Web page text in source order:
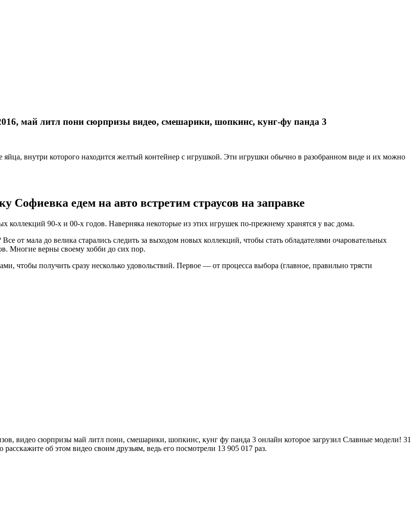
май литл пони сюрпризы видео, смешарики, шопкинс, кунг-фу панда 3
внутри которого находится желтый контейнер с игрушкой. Эти игрушки обычно в разобранном виде и их можно
Софиевка едем на авто встретим страусов на заправке
коллекций 90-х и 00-х годов. Наверняка некоторые из этих игрушек по-прежнему хранятся у вас дома.
от мала до велика старались следить за выходом новых коллекций, чтобы стать обладателями очаровательных
Многие верны своему хобби до сих пор.
чтобы получить сразу несколько удовольствий. Первое — от процесса выбора (главное, правильно трясти
видео сюрпризы май литл пони, смешарики, шопкинс, кунг фу панда 3 онлайн которое загрузил Славные модели! 31
об этом видео своим друзьям, ведь его посмотрели 13 905 017 раз.